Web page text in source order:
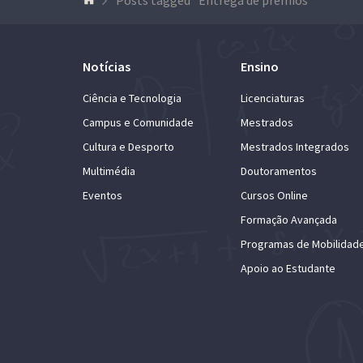
Notícias
Ciência e Tecnologia
Campus e Comunidade
Cultura e Desporto
Multimédia
Eventos
Ensino
Licenciaturas
Mestrados
Mestrados Integrados
Doutoramentos
Cursos Online
Formação Avançada
Programas de
Apoio ao Estudante